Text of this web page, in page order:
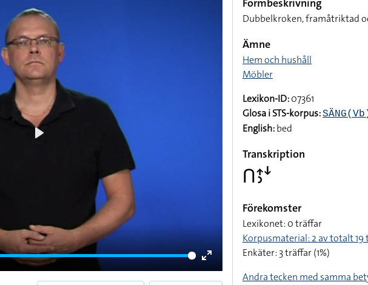
Enter
Formbeskrivning
Dubbelkroken, framåtriktad
Ämne
Hem och hushåll
Möbler
Lexikon-ID:07361
Glosa i STS-korpus:
English:bed
Transkription
􌤽􌤴􌤶􌦄
Förekomster
Lexikonet: 0 träffar
Korpusmaterial: 2 av totalt 19
Enkäter: 3 träffar (1%)
Andra tecken med samma